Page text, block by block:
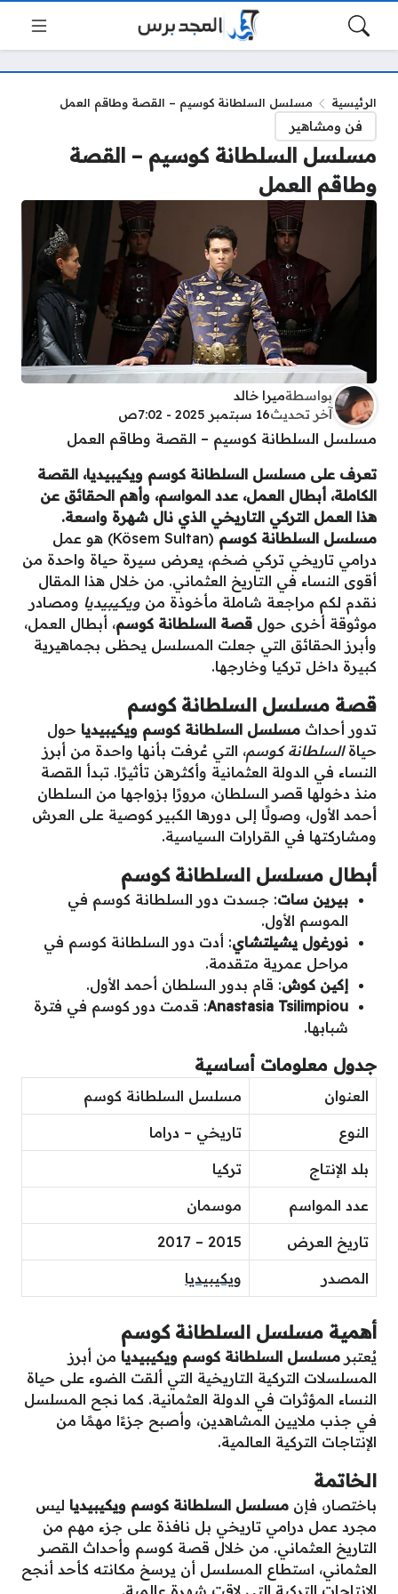
الرئيسية مسلسل السلطانة كوسيم – القصة وطاقم العمل
فن ومشاهير
مسلسل السلطانة كوسيم – القصة
وطاقم العمل
بواسطةميرا خالد
آخر تحديث16 سبتمبر 2025 - 7:02ص
مسلسل السلطانة كوسيم – القصة وطاقم العمل
تعرف على مسلسل السلطانة كوسم ويكيبيديا، القصة
الكاملة، أبطال العمل، عدد المواسم، وأهم الحقائق عن
هذا العمل التركي التاريخي الذي نال شهرة واسعة.
مسلسل السلطانة كوسم
(Kösem Sultan) هو عمل
درامي تاريخي تركي ضخم، يعرض سيرة حياة واحدة من
أقوى النساء في التاريخ العثماني. من خلال هذا المقال
نقدم لكم مراجعة شاملة مأخوذة من ويكيبيديا ومصادر
موثوقة أخرى حول قصة السلطانة كوسم، أبطال العمل،
وأبرز الحقائق التي جعلت المسلسل يحظى بجماهيرية
كبيرة داخل تركيا وخارجها.
قصة مسلسل السلطانة كوسم
تدور أحداث مسلسل السلطانة كوسم ويكيبيديا حول
حياةالسلطانة كوسم، التي عُرفت بأنها واحدة من أبرز
النساء في الدولة العثمانية وأكثرهن تأثيرًا. تبدأ القصة
منذ دخولها قصر السلطان، مرورًا بزواجها من السلطان
أحمد الأول، وصولًا إلى دورها الكبير كوصية على العرش
ومشاركتها في القرارات السياسية.
أبطال مسلسل السلطانة كوسم
بيرين سات: جسدت دور السلطانة كوسم في
الموسم الأول.
نورغول يشيلتشاي: أدت دور السلطانة كوسم في
مراحل عمرية متقدمة.
إكين كوش: قام بدور السلطان أحمد الأول.
Anastasia Tsilimpiou: قدمت دور كوسم في فترة
شبابها.
جدول معلومات أساسية
العنوان مسلسل السلطانة كوسم
النوع تاريخي – دراما
بلد الإنتاج تركيا
عدد المواسم موسمان
تاريخ العرض 2015 – 2017
المصدر ويكيبيديا
أهمية مسلسل السلطانة كوسم
يُعتبر مسلسل السلطانة كوسم ويكيبيديا من أبرز
المسلسلات التركية التاريخية التي ألقت الضوء على حياة
النساء المؤثرات في الدولة العثمانية. كما نجح المسلسل
في جذب ملايين المشاهدين، وأصبح جزءًا مهمًا من
الإنتاجات التركية العالمية.
الخاتمة
باختصار، فإن مسلسل السلطانة كوسم ويكيبيديا ليس
مجرد عمل درامي تاريخي بل نافذة على جزء مهم من
التاريخ العثماني. من خلال قصة كوسم وأحداث القصر
العثماني، استطاع المسلسل أن يرسخ مكانته كأحد أنجح